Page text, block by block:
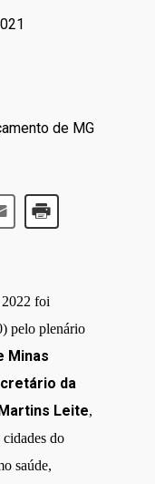
de MG
2022 foi
pelo plenário
Minas
da
Leite,
cidades do
saúde,